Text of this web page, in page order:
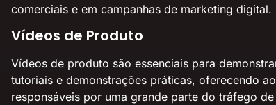
comerciais e em campanhas de marketing digital.
Vídeos de Produto
Vídeos de produto são essenciais para
tutoriais e demonstrações práticas, oferecendo
responsáveis por uma grande parte do tráfego